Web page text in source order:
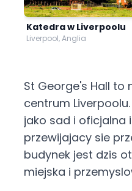
Katedra w Liverpoolu
Liverpool, Anglia
St George's Hall to
centrum
jako sad i oficjalna
przewijajacy sie
budynek jest dzis
miejska i